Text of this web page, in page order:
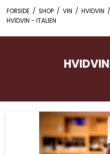
FORSIDE / SHOP / VIN / HVIDVIN /
HVIDVIN - ITALIEN